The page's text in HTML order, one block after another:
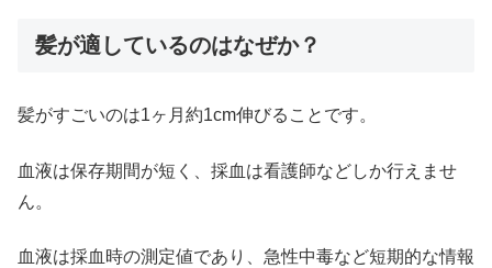
髪が適しているのはなぜか？
髪がすごいのは1ヶ月約1cm伸びることです。
血液は保存期間が短く、採血は看護師などしか行えませ
ん。
血液は採血時の測定値であり、急性中毒など短期的な情報